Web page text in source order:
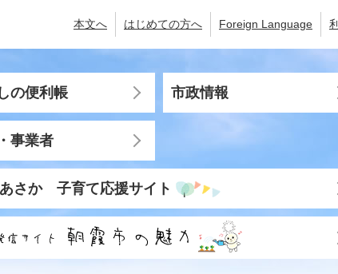
本文へ はじめての方へ Foreign Language
の便利帳 市政情報
事業者
あさか 子育て応援サイト